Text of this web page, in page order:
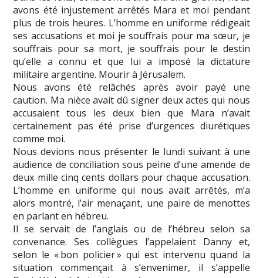
avons été injustement arrêtés Mara et moi pendant
plus de trois heures. L’homme en uniforme rédigeait
ses accusations et moi je souffrais pour ma sœur, je
souffrais pour sa mort, je souffrais pour le destin
qu’elle a connu et que lui a imposé la dictature
militaire argentine. Mourir à Jérusalem.
Nous avons été relâchés après avoir payé une
caution. Ma nièce avait dû signer deux actes qui nous
accusaient tous les deux bien que Mara n’avait
certainement pas été prise d’urgences diurétiques
comme moi.
Nous devions nous présenter le lundi suivant à une
audience de conciliation sous peine d’une amende de
deux mille cinq cents dollars pour chaque accusation.
L’homme en uniforme qui nous avait arrêtés, m’a
alors montré, l’air menaçant, une paire de menottes
en parlant en hébreu.
Il se servait de l’anglais ou de l’hébreu selon sa
convenance. Ses collègues l’appelaient Danny et,
selon le « bon policier » qui est intervenu quand la
situation commençait à s’envenimer, il s’appelle